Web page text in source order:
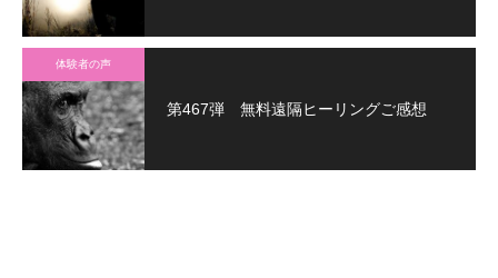
体験者の声
第467弾 無料遠隔ヒーリングご感想